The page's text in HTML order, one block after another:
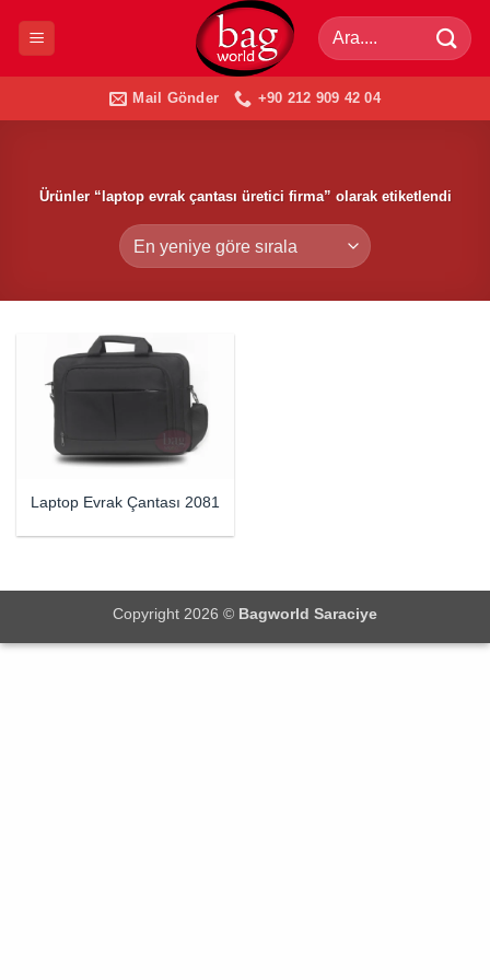
Ara:
Mail Gönder +90 212 909 42 04
Ürünler “laptop evrak çantası üretici firma” olarak etiketlendi
Laptop Evrak Çantası 2081
Copyright 2026 © Bagworld Saraciye